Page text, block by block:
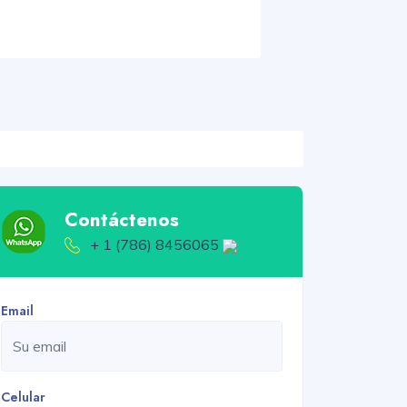
Contáctenos
+ 1 (786) 8456065
Email
Celular